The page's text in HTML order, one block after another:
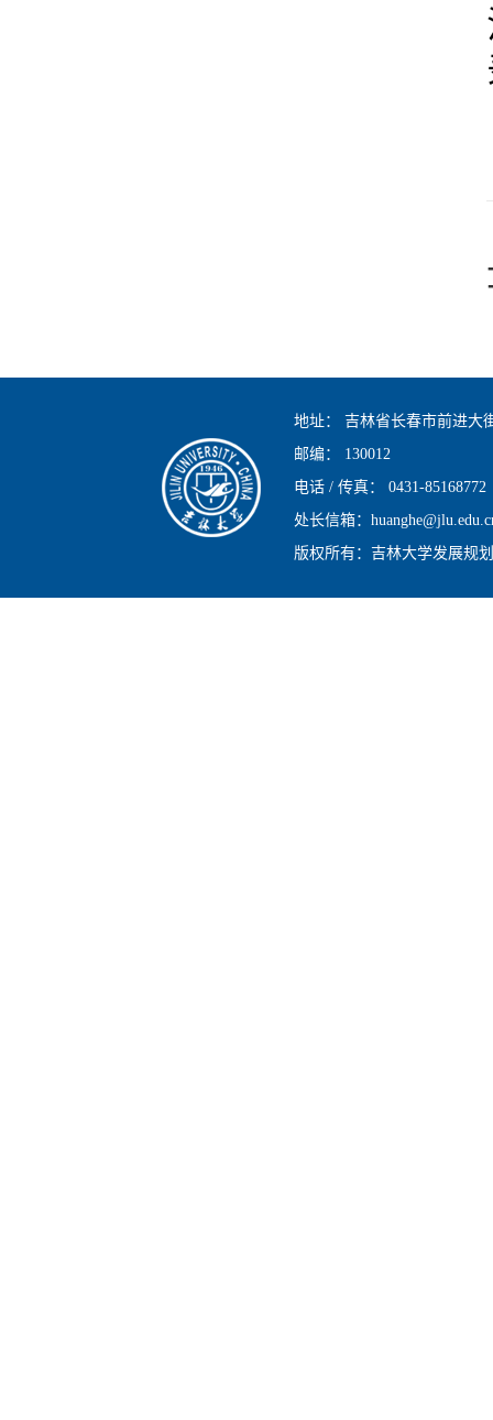
地址：
吉林省长春市前进大
邮编：
130012
电话 / 传真：
0431-85168772
处长信箱：
版权所有：吉林大学发展规